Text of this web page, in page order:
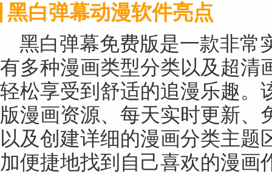
黑白弹幕动漫软件亮点
黑白弹幕免费版是一款非常
有多种漫画类型分类以及超清
轻松享受到舒适的追漫乐趣。
版漫画资源、每天实时更新、
以及创建详细的漫画分类主题
加便捷地找到自己喜欢的漫画